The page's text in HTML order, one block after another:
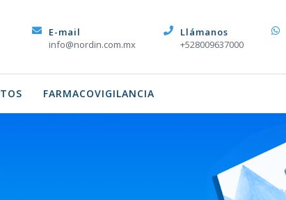
E-mail
info@nordin.com.mx
Llámanos
+528009637000
FARMACOVIGILANCIA